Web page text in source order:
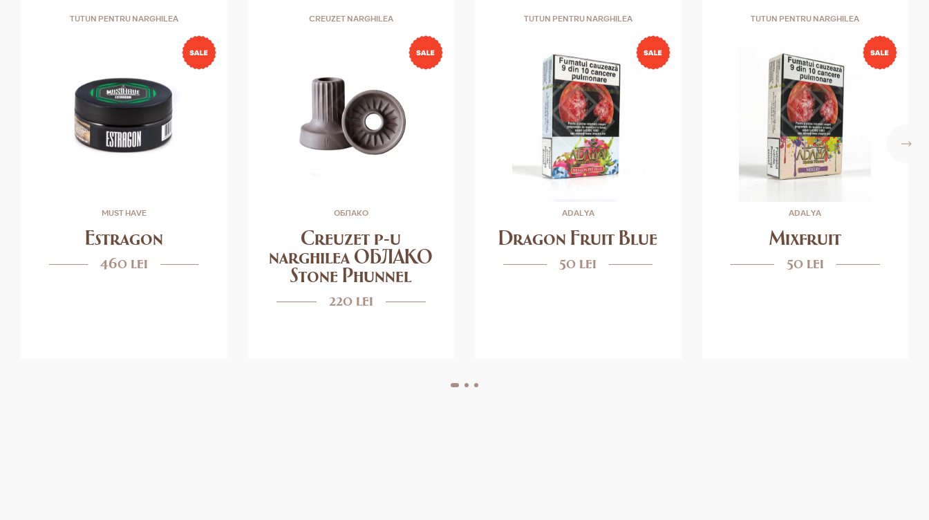
TUTUN PENTRU NARGHILEA
MUST HAVE
Estragon
460 lei
CREUZET NARGHILEA
ОБЛАКО
Creuzet p-u
narghilea ОБЛАКО
Stone Phunnel
220 lei
TUTUN PENTRU NARGHILEA
ADALYA
Dragon Fruit Blue
50 lei
TUTUN PENTRU NARGHILEA
ADALYA
Mixfruit
50 lei